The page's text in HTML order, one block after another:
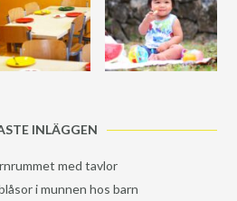
INLÄGGEN
med tavlor
i munnen hos barn